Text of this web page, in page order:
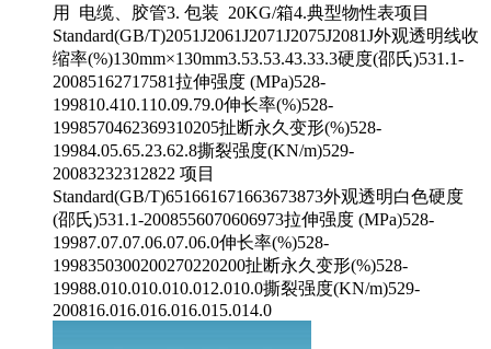
用 电缆、胶管3. 包装 20KG/箱4.典型物性表项目
Standard(GB/T)2051J2061J2071J2075J2081J外观透明线收
缩率(%)130mm×130mm3.53.53.43.33.3硬度(邵氏)531.1-
20085162717581拉伸强度 (MPa)528-
199810.410.110.09.79.0伸长率(%)528-
1998570462369310205扯断永久变形(%)528-
19984.05.65.23.62.8撕裂强度(KN/m)529-
20083232312822 项目
Standard(GB/T)651661671663673873外观透明白色硬度
(邵氏)531.1-2008556070606973拉伸强度 (MPa)528-
19987.07.07.06.07.06.0伸长率(%)528-
1998350300200270220200扯断永久变形(%)528-
19988.010.010.010.012.010.0撕裂强度(KN/m)529-
200816.016.016.016.015.014.0